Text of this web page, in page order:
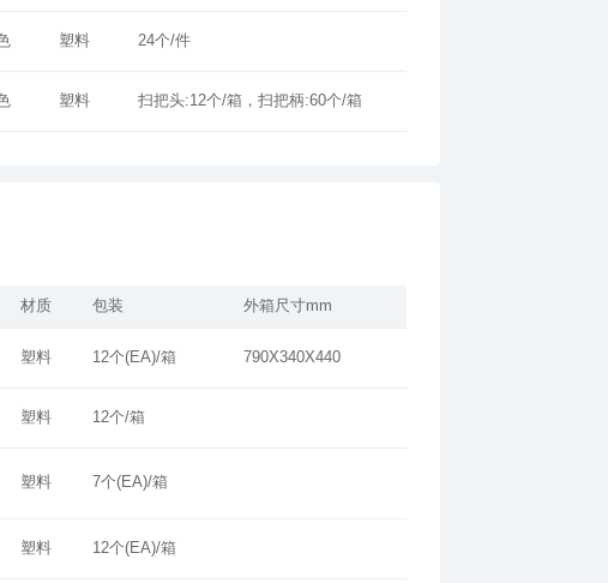
塑料 24个/件
塑料 扫把头:12个/箱，扫把柄:60个/箱
材质 包装 外箱尺寸mm
塑料 12个(EA)/箱 790X340X440
塑料 12个/箱
塑料 7个(EA)/箱
塑料 12个(EA)/箱